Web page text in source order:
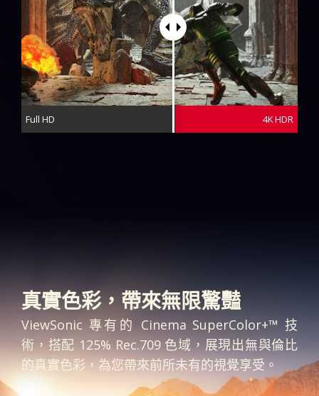
Full HD 4K HDR
真實色彩，帶來無限驚豔
ViewSonic 專有的 Cinema SuperColor+™ 技
術，搭配 125% Rec.709 色域，展現出無與倫比
的真實色彩，為您帶來前所未有的視覺享受。